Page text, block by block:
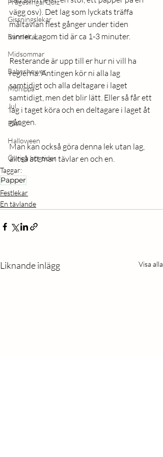
Frågeslinga/Quiz
Gissningslekar
Barnlekar
Midsommar
Babyshower
Möhippa
Jul
Påsk
Halloween
Övriga högtider
vägg osv). Det lag som lyckats träffa
måltavlan flest gånger under tiden
vinner. Lagom tid är ca 1-3 minuter.
Resterande är upp till er hur ni vill ha
reglerna. Antingen kör ni alla lag
samtidigt och alla deltagare i laget
samtidigt, men det blir lätt. Eller så får ett
lag i taget köra och en deltagare i laget åt
gången.
Man kan också göra denna lek utan lag,
alltså att man tävlar en och en.
Taggar:
Papper
Festlekar
En tävlande
Liknande inlägg Visa alla